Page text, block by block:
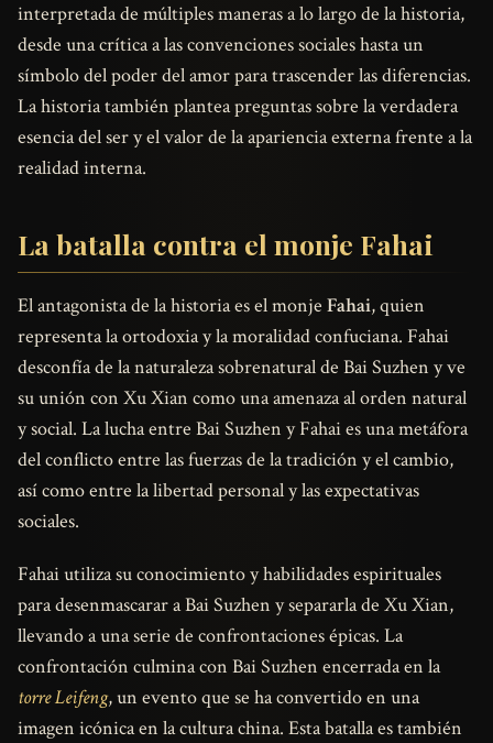
interpretada de múltiples maneras a lo largo de la historia,
desde una crítica a las convenciones sociales hasta un
símbolo del poder del amor para trascender las diferencias.
La historia también plantea preguntas sobre la verdadera
esencia del ser y el valor de la apariencia externa frente a la
realidad interna.
La batalla contra el monje Fahai
El antagonista de la historia es el monje Fahai, quien
representa la ortodoxia y la moralidad confuciana. Fahai
desconfía de la naturaleza sobrenatural de Bai Suzhen y ve
su unión con Xu Xian como una amenaza al orden natural
y social. La lucha entre Bai Suzhen y Fahai es una metáfora
del conflicto entre las fuerzas de la tradición y el cambio,
así como entre la libertad personal y las expectativas
sociales.
Fahai utiliza su conocimiento y habilidades espirituales
para desenmascarar a Bai Suzhen y separarla de Xu Xian,
llevando a una serie de confrontaciones épicas. La
confrontación culmina con Bai Suzhen encerrada en la
torre Leifeng, un evento que se ha convertido en una
imagen icónica en la cultura china. Esta batalla es también